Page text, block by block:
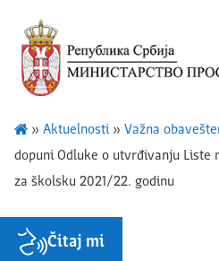
» Aktuelnosti» Važna
dopuni Odluke o utvrđivanju Liste
za školsku 2021/22. godinu
Čitaj mi